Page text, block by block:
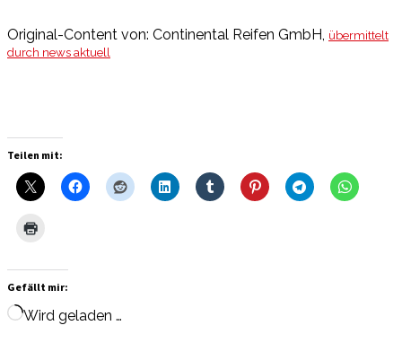
Original-Content von: Continental Reifen GmbH, übermittelt
durch news aktuell
Teilen mit:
Gefällt mir:
Wird geladen …